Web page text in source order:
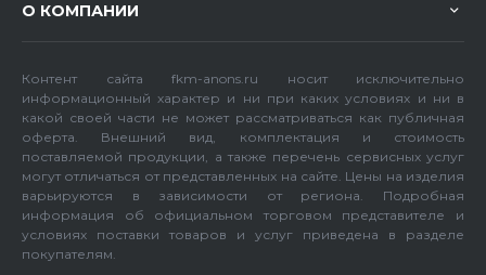
О КОМПАНИИ
Контент сайта fkm-anons.ru носит исключительно
информационный характер и ни при каких условиях и ни в
какой своей части не может рассматриваться как публичная
оферта. Внешний вид, комплектация и стоимость
поставляемой продукции, а также перечень сервисных услуг
могут отличаться от представленных на сайте. Цены на изделия
варьируются в зависимости от региона. Подробная
информация об официальном торговом представителе и
условиях поставки товаров и услуг приведена в разделе
покупателям.